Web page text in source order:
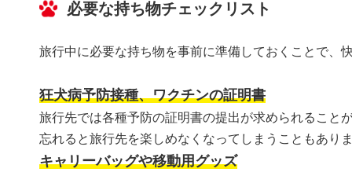
必要な持ち物チェックリスト
旅行中に必要な持ち物を事前に準備しておくことで、
狂犬病予防接種、ワクチンの証明書
旅行先では各種予防の証明書の提出が求められること
忘れると旅行先を楽しめなくなってしまうこともあり
キャリーバッグや移動用グッズ